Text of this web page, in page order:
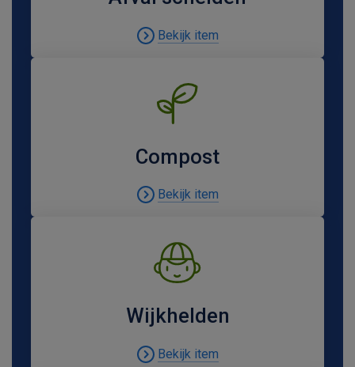
Bekijk item
Compost
Bekijk item
Wijkhelden
Bekijk item